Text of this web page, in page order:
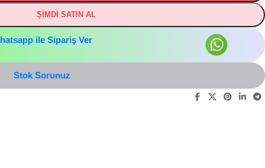
ŞİMDİ SATIN AL
ile Sipariş Ver
Stok Sorunuz